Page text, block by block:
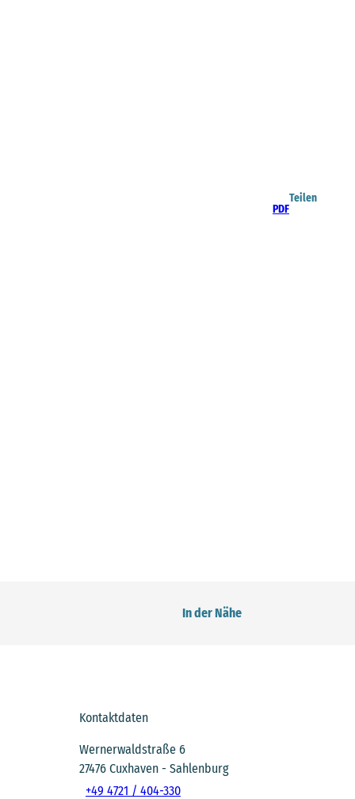
PDF
Teilen
In der Nähe
Kontaktdaten
Wernerwaldstraße 6
27476 Cuxhaven - Sahlenburg
+49 4721 / 404-330